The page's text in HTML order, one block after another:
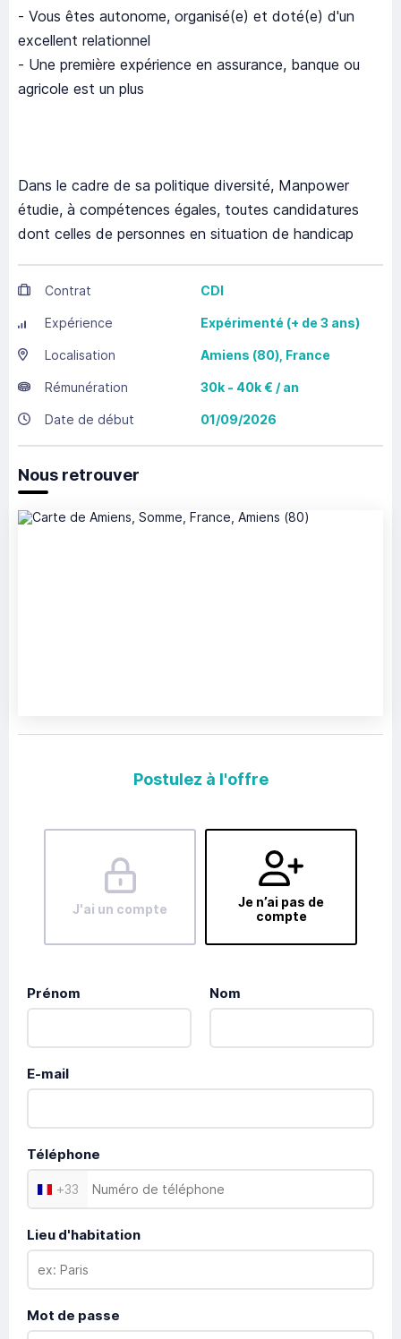
- Vous êtes autonome, organisé(e) et doté(e) d'un
excellent relationnel
- Une première expérience en assurance, banque ou
agricole est un plus
Dans le cadre de sa politique diversité, Manpower
étudie, à compétences égales, toutes candidatures
dont celles de personnes en situation de handicap
Contrat CDI
Expérience Expérimenté (+ de 3 ans)
Localisation Amiens (80), France
Rémunération 30k - 40k € / an
Date de début 01/09/2026
Nous retrouver
Postulez à l'offre
J'ai un compte
Je n’ai pas de
compte
Prénom Nom
E-mail
Téléphone
+33
Lieu d'habitation
Mot de passe